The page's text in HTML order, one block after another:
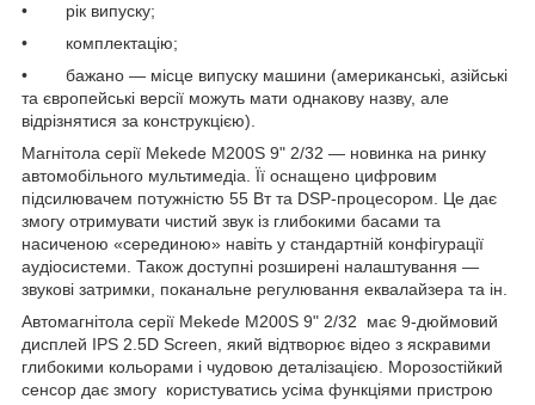
• рік випуску;
• комплектацію;
• бажано — місце випуску машини (американські, азійські
та європейські версії можуть мати однакову назву, але
відрізнятися за конструкцією).
Магнітола серії Mekede M200S 9" 2/32 — новинка на ринку
автомобільного мультимедіа. Її оснащено цифровим
підсилювачем потужністю 55 Вт та DSP-процесором. Це дає
змогу отримувати чистий звук із глибокими басами та
насиченою «серединою» навіть у стандартній конфігурації
аудіосистеми. Також доступні розширені налаштування —
звукові затримки, поканальне регулювання еквалайзера та ін.
Автомагнітола серії Mekede M200S 9" 2/32 має 9-дюймовий
дисплей IPS 2.5D Screen, який відтворює відео з яскравими
глибокими кольорами і чудовою деталізацією. Морозостійкий
сенсор дає змогу користуватись усіма функціями пристрою